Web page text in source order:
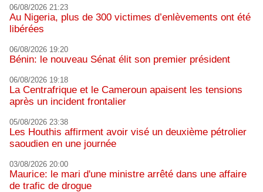
06/08/2026 21:23
Au Nigeria, plus de 300 victimes d’enlèvements ont été
libérées
06/08/2026 19:20
Bénin: le nouveau Sénat élit son premier président
06/08/2026 19:18
La Centrafrique et le Cameroun apaisent les tensions
après un incident frontalier
05/08/2026 23:38
Les Houthis affirment avoir visé un deuxième pétrolier
saoudien en une journée
03/08/2026 20:00
Maurice: le mari d'une ministre arrêté dans une affaire
de trafic de drogue